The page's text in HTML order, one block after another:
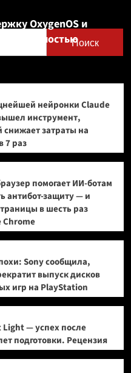
Поиск
OxygenOS и
полностью
нейронки Claude
инструмент,
снижает затраты на
7 раз
помогает ИИ-ботам
антибот-защиту — и
в шесть раз
Chrome
Sony сообщила,
выпуск дисков
игр на PlayStation
Light — успех после
подготовки. Рецензия